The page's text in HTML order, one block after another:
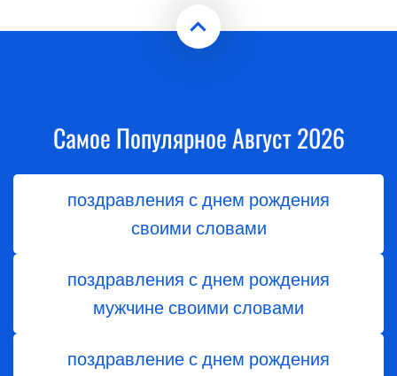
Самое Популярное Август 2026
поздравления с днем рождения
своими словами
поздравления с днем рождения
мужчине своими словами
поздравление с днем рождения